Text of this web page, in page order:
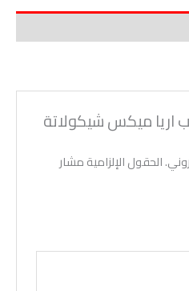
اريا ميكس شيكولاتة
الحقول الإلزامية مشار